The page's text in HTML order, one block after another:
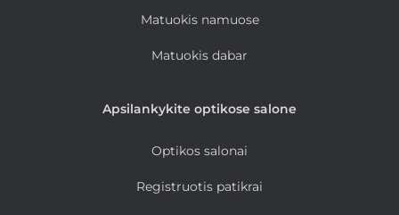
Matuokis namuose
Matuokis dabar
Apsilankykite optikose salone
Optikos salonai
Registruotis patikrai